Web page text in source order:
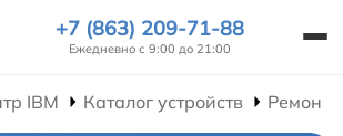
+7 (863) 209-71-88
Ежедневно с 9:00 до 21:00
IBM Каталог устройств Ремонт